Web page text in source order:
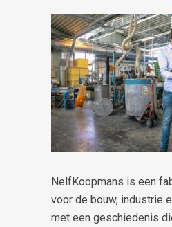
NelfKoopmans is een
voor de bouw, industrie
met een geschiedenis